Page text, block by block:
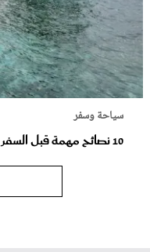
سياحة وسفر
10 نصائح مهمة قبل السفر إلى المالديف لأول مرة.. تعرفي إليها